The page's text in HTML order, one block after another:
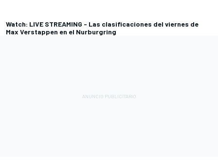
Watch: LIVE STREAMING - Las clasificaciones del viernes de
Max Verstappen en el Nurburgring